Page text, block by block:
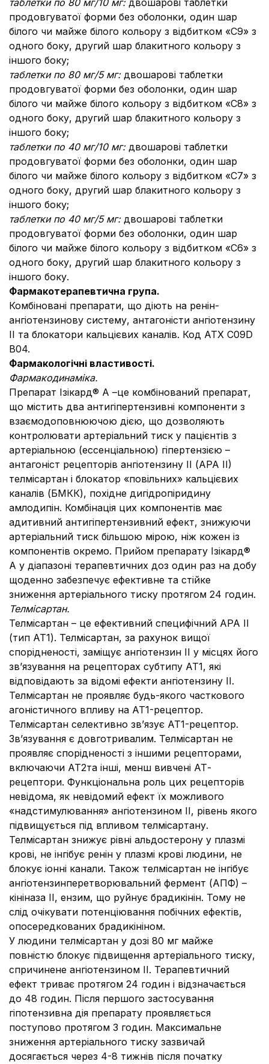
таблетки по 80 мг/10 мг: двошарові таблетки
продовгуватої форми без оболонки, один шар
білого чи майже білого кольору з відбитком «C9» з
одного боку, другий шар блакитного кольору з
іншого боку;
таблетки по 80 мг/5 мг: двошарові таблетки
продовгуватої форми без оболонки, один шар
білого чи майже білого кольору з відбитком «C8» з
одного боку, другий шар блакитного кольору з
іншого боку;
таблетки по 40 мг/10 мг: двошарові таблетки
продовгуватої форми без оболонки, один шар
білого чи майже білого кольору з відбитком «C7» з
одного боку, другий шар блакитного кольору з
іншого боку;
таблетки по 40 мг/5 мг: двошарові таблетки
продовгуватої форми без оболонки, один шар
білого чи майже білого кольору з відбитком «C6» з
одного боку, другий шар блакитного кольору з
іншого боку.
Фармакотерапевтична група.
Комбіновані препарати, що діють на ренін-
ангіотензинову систему, антагоністи ангіотензину
II та блокатори кальцієвих каналів. Код ATX C09D
В04.
Фармакологічні властивості.
Фармакодинаміка.
Препарат Ізікард® А –це комбінований препарат,
що містить два антигіпертензивні компоненти з
взаємодоповнюючою дією, що дозволяють
контролювати артеріальний тиск у пацієнтів з
артеріальною (ессенціальною) гіпертензією –
антагоніст рецепторів ангіотензину II (АРА II)
телмісартан і блокатор «повільних» кальцієвих
каналів (БМКК), похідне дигідропіридину
амлодипін. Комбінація цих компонентів має
адитивний антигіпертензивний ефект, знижуючи
артеріальний тиск більшою мірою, ніж кожен із
компонентів окремо. Прийом препарату Ізікард®
А у діапазоні терапевтичних доз один раз на добу
щоденно забезпечує ефективне та стійке
зниження артеріального тиску протягом 24 годин.
Телмісартан.
Телмісартан – це ефективний специфічний АРА II
(тип АТ1). Телмісартан, за рахунок вищої
спорідненості, заміщує ангіотензин II у місцях його
зв’язування на рецепторах субтипу АТ1, які
відповідають за відомі ефекти ангіотензину II.
Телмісартан не проявляє будь-якого часткового
агоністичного впливу на АТ1-рецептор.
Телмісартан селективно зв’язує АТ1-рецептор.
Зв’язування є довготривалим. Телмісартан не
проявляє спорідненості з іншими рецепторами,
включаючи АТ2та інші, менш вивчені АТ-
рецептори. Функціональна роль цих рецепторів
невідома, як невідомий ефект їх можливого
«надстимулювання» ангіотензином II, рівень якого
підвищується під впливом телмісартану.
Телмісартан знижує рівні альдостерону у плазмі
крові, не інгібує ренін у плазмі крові людини, не
блокує іонні канали. Також телмісартан не інгібує
ангіотензинперетворювальний фермент (АПФ) –
кініназа II, ензим, що руйнує брадикінін. Тому не
слід очікувати потенціювання побічних ефектів,
опосередкованих брадикініном.
У людини телмісартан у дозі 80 мг майже
повністю блокує підвищення артеріального тиску,
спричинене ангіотензином II. Терапевтичний
ефект триває протягом 24 годин і відзначається
до 48 годин. Після першого застосування
гіпотензивна дія препарату проявляється
поступово протягом 3 годин. Максимальне
зниження артеріального тиску зазвичай
досягається через 4-8 тижнів після початку